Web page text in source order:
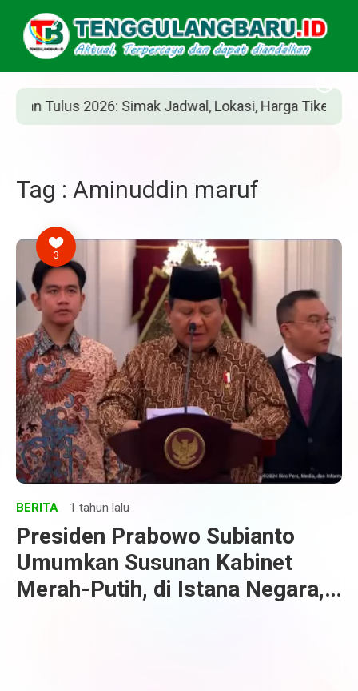
Tulus 2026: Simak Jadwal, Lokasi, Harga Tiket, dan
Tag : Aminuddin maruf
3
BERITA 1 tahun lalu
Presiden Prabowo Subianto
Umumkan Susunan Kabinet
Merah-Putih, di Istana Negara,